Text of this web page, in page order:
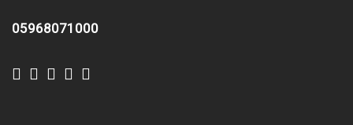
05968071000